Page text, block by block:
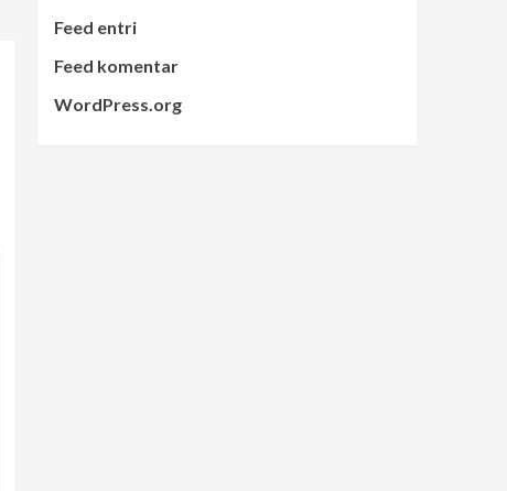
Feed entri
Feed komentar
WordPress.org